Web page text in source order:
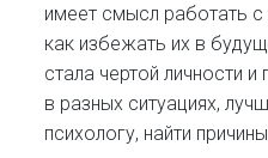
имеет смысл работать с
как избежать их в
стала чертой личности
в разных ситуациях,
психологу, найти